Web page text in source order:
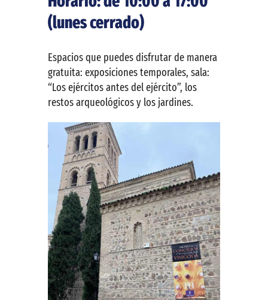
(lunes cerrado)
Espacios que puedes disfrutar de manera
gratuita: exposiciones temporales, sala:
“Los ejércitos antes del ejército”, los
restos arqueológicos y los jardines.